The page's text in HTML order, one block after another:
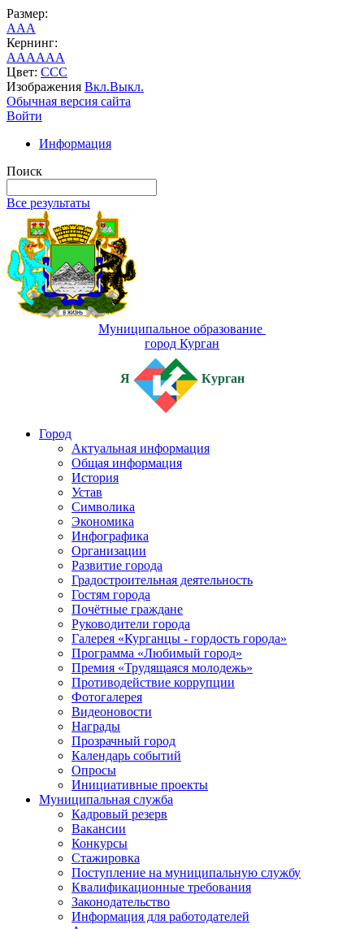
Размер:
AAA
Кернинг:
AAAAAA
Цвет: CCC
Изображения Вкл.Выкл.
Обычная версия сайта
Войти
Информация
Поиск
Все результаты
Муниципальное образование
город Курган
Я Курган
Город
Актуальная информация
Общая информация
История
Устав
Символика
Экономика
Инфографика
Организации
Развитие города
Градостроительная деятельность
Гостям города
Почётные граждане
Руководители города
Галерея «Курганцы - гордость города»
Программа «Любимый город»
Премия «Трудящаяся молодежь»
Противодействие коррупции
Фотогалерея
Видеоновости
Награды
Прозрачный город
Календарь событий
Опросы
Инициативные проекты
Муниципальная служба
Кадровый резерв
Вакансии
Конкурсы
Стажировка
Поступление на муниципальную службу
Квалификационные требования
Законодательство
Информация для работодателей